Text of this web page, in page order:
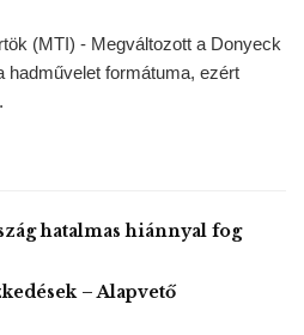
miközben az Ursula von
Bizottság a klímaváltozásra
többet költeni.
befizetői, azt az álláspontot
tartó időszakban is állandó
a bruttó nemzeti jövedelem 1
(MTI) - Megváltozott a Donyeck
hadművelet formátuma, ezért
hatalmas hiánnyal fog
– Alapvető